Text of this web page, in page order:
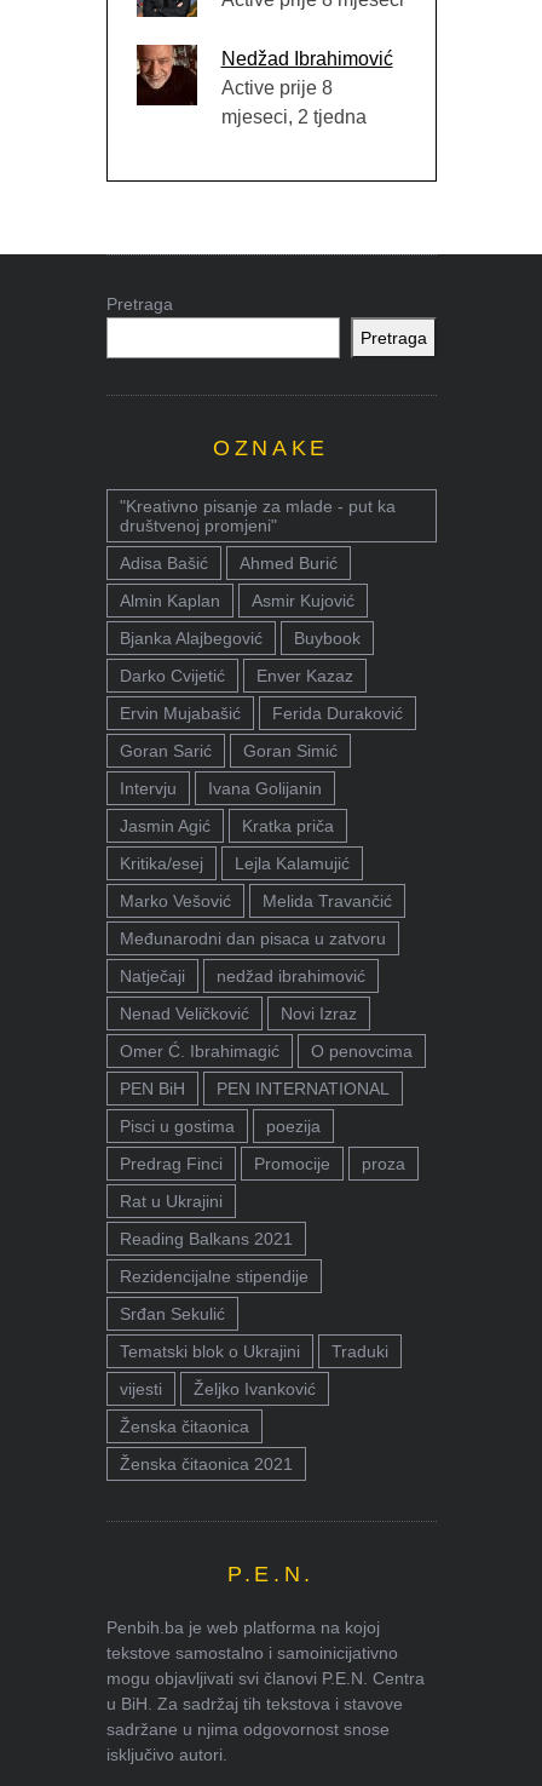
Nedžad Ibrahimović
Active prije 8
mjeseci, 2 tjedna
Pretraga
Pretraga
OZNAKE
"Kreativno pisanje za mlade - put ka
društvenoj promjeni"
Adisa Bašić
Ahmed Burić
Almin Kaplan
Asmir Kujović
Bjanka Alajbegović
Buybook
Darko Cvijetić
Enver Kazaz
Ervin Mujabašić
Ferida Duraković
Goran Sarić
Goran Simić
Intervju
Ivana Golijanin
Jasmin Agić
Kratka priča
Kritika/esej
Lejla Kalamujić
Marko Vešović
Melida Travančić
Međunarodni dan pisaca u zatvoru
Natječaji
nedžad ibrahimović
Nenad Veličković
Novi Izraz
Omer Ć. Ibrahimagić
O penovcima
PEN BiH
PEN INTERNATIONAL
Pisci u gostima
poezija
Predrag Finci
Promocije
proza
Rat u Ukrajini
Reading Balkans 2021
Rezidencijalne stipendije
Srđan Sekulić
Tematski blok o Ukrajini
Traduki
vijesti
Željko Ivanković
Ženska čitaonica
Ženska čitaonica 2021
P.E.N.
Penbih.ba je web platforma na kojoj
tekstove samostalno i samoinicijativno
mogu objavljivati svi članovi P.E.N. Centra
u BiH. Za sadržaj tih tekstova i stavove
sadržane u njima odgovornost snose
isključivo autori.